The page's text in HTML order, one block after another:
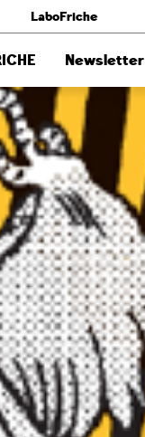
LaboFriche
Newsletter